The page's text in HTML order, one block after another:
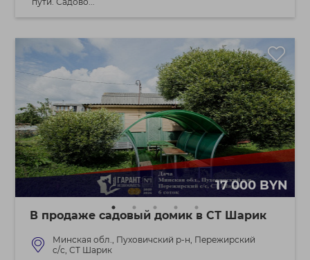
17 000 BYN
В продаже садовый домик в СТ Шарик
Минская обл., Пуховичский р-н, Пережирский
c/с, СТ Шарик